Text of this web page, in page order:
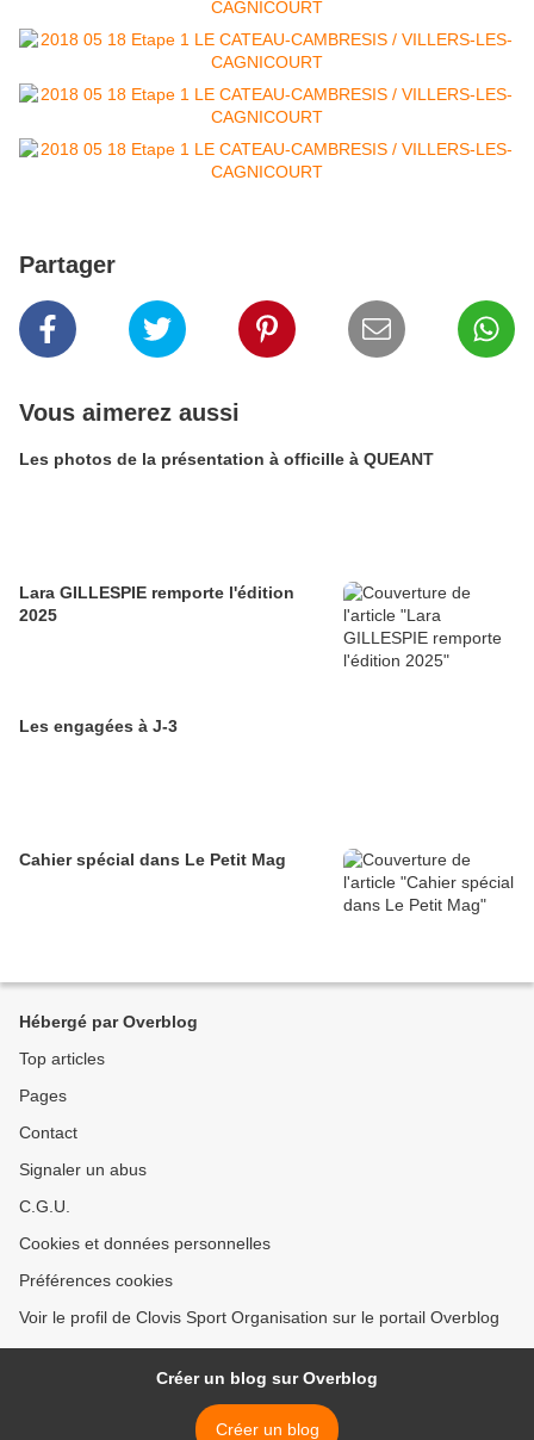
Partager
Vous aimerez aussi
Les photos de la présentation à officille à QUEANT
Lara GILLESPIE remporte l'édition
2025
Les engagées à J-3
Cahier spécial dans Le Petit Mag
Hébergé par Overblog
Top articles
Pages
Contact
Signaler un abus
C.G.U.
Cookies et données personnelles
Préférences cookies
Voir le profil de Clovis Sport Organisation sur le portail Overblog
Créer un blog sur Overblog
Créer un blog